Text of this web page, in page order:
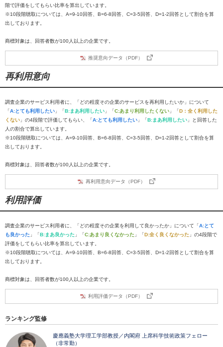
階で評価をしてもらい比率を算出しています。
※10段階聴取については、A=9-10回答、B=6-8回答、C=3-5回答、D=1-2回答として割合を算
出しております。
商標対象は、回答者数が100人以上の企業です。
推奨意向データ（PDF）
再利用意向
調査企業のサービス利用者に、「どの程度その企業のサービスを再利用したいか」について
「A:とても利用したい 」「B:まあ利用したい 」「C:あまり利用したくない 」「D：全く利用した
くない 」の4段階で評価してもらい、「A:とても利用したい 」「B:まあ利用したい 」と回答した
人の割合で算出しています。
※10段階聴取については、A=9-10回答、B=6-8回答、C=3-5回答、D=1-2回答として割合を算
出しております。
商標対象は、回答者数が100人以上の企業です。
再利用意向データ（PDF）
利用評価
調査企業のサービス利用者に、「どの程度その企業を利用して良かったか」について「A:とて
も良かった 」「B:まあ良かった 」「C:あまり良くなかった 」「D:全く良くなかった 」の4段階で
評価をしてもらい比率を算出しています。
※10段階聴取については、A=9-10回答、B=6-8回答、C=3-5回答、D=1-2回答として割合を算
出しております。
商標対象は、回答者数が100人以上の企業です。
利用評価データ（PDF）
ランキング監修
慶應義塾大学理工学部教授／内閣府 上席科学技術政策フェロー
（非常勤）